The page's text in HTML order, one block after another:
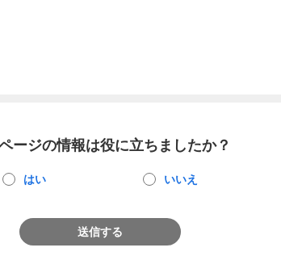
ージの情報は役に立ちましたか？
はい いいえ
送信する